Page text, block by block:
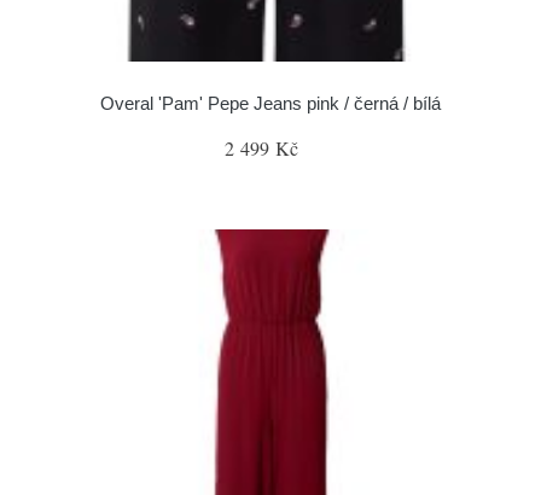
Overal 'Pam' Pepe Jeans pink / černá / bílá
2 499 Kč